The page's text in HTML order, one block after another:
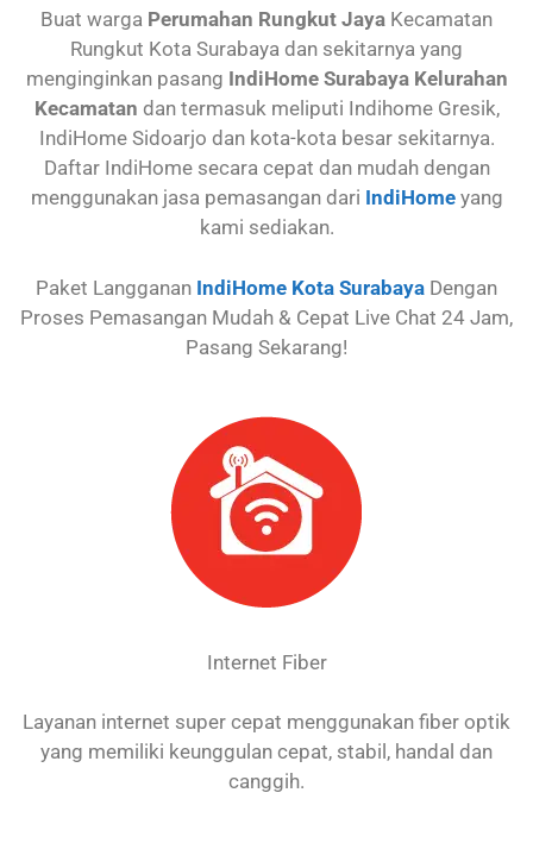
Buat warga Perumahan Rungkut Jaya Kecamatan
Rungkut Kota Surabaya dan sekitarnya yang
menginginkan pasang IndiHome Surabaya Kelurahan
Kecamatan dan termasuk meliputi Indihome Gresik,
IndiHome Sidoarjo dan kota-kota besar sekitarnya.
Daftar IndiHome secara cepat dan mudah dengan
menggunakan jasa pemasangan dari IndiHome yang
kami sediakan.
Paket Langganan IndiHome Kota Surabaya Dengan
Proses Pemasangan Mudah & Cepat Live Chat 24 Jam,
Pasang Sekarang!
Internet Fiber
Layanan internet super cepat menggunakan fiber optik
yang memiliki keunggulan cepat, stabil, handal dan
canggih.